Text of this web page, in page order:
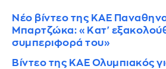
Νέο βίντεο της ΚΑΕ
Μπαρτζώκα: «Κατ'
συμπεριφορά του»
Βίντεο της ΚΑΕ Ολυμπιακός